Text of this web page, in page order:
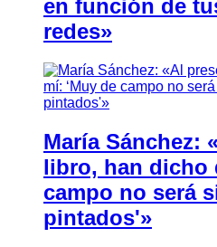
en función de
redes»
María Sánchez:
libro, han dicho
campo no será
pintados'»